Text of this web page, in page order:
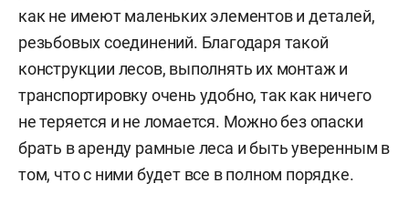
как не имеют маленьких элементов и деталей,
резьбовых соединений. Благодаря такой
конструкции лесов, выполнять их монтаж и
транспортировку очень удобно, так как ничего
не теряется и не ломается. Можно без опаски
брать в аренду рамные леса и быть уверенным в
том, что с ними будет все в полном порядке.